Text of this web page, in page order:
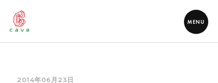
MENU
2014年06月23日